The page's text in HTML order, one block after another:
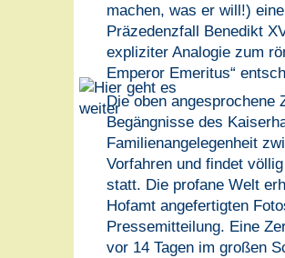
machen, was er will!)
Präzedenzfall Benedikt
expliziter Analogie zum
Emperor Emeritus“
Die oben angesprochene
Begängnisse des
Familienangelegenheit
Vorfahren und findet
statt. Die profane Welt
Hofamt angefertigten
Pressemitteilung. Eine
vor 14 Tagen im großen